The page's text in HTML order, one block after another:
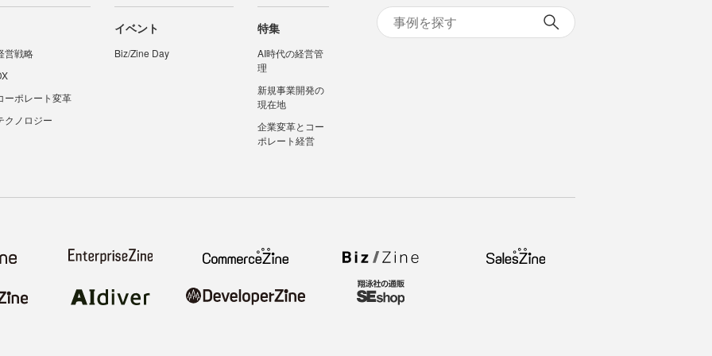
営戦略
ーポレート変革
クノロジー
イベント
Biz/Zine Day
特集
AI時代の経営管
理
新規事業開発の
現在地
企業変革とコー
ポレート経営